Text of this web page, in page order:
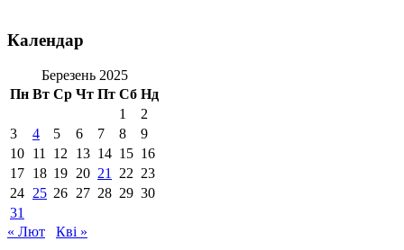
Календар
Березень 2025
Пн Вт Ср Чт Пт Сб Нд
1
2
3
4 5 6 7 8
9
10 11 12 13 14 15 16
17 18 19 20 21 22 23
24 25 26 27 28 29 30
31
« Лют
Кві »